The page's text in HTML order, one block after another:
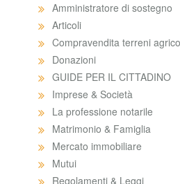
Amministratore di sostegno
Articoli
Compravendita terreni
Donazioni
GUIDE PER IL CITTADINO
Imprese & Società
La professione notarile
Matrimonio & Famiglia
Mercato immobiliare
Mutui
Regolamenti & Leggi